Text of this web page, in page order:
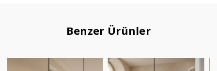
Benzer Ürünler